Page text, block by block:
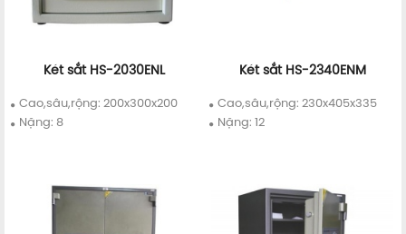
Két sắt HS-2030ENL
Cao,sâu,rộng: 200x300x200
Nặng: 8
Két sắt HS-2340ENM
Cao,sâu,rộng: 230x405x335
Nặng: 12